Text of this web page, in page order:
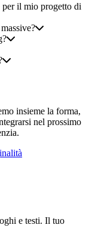
per il mio progetto di
insieme la forma,
nel prossimo
e testi. Il tuo